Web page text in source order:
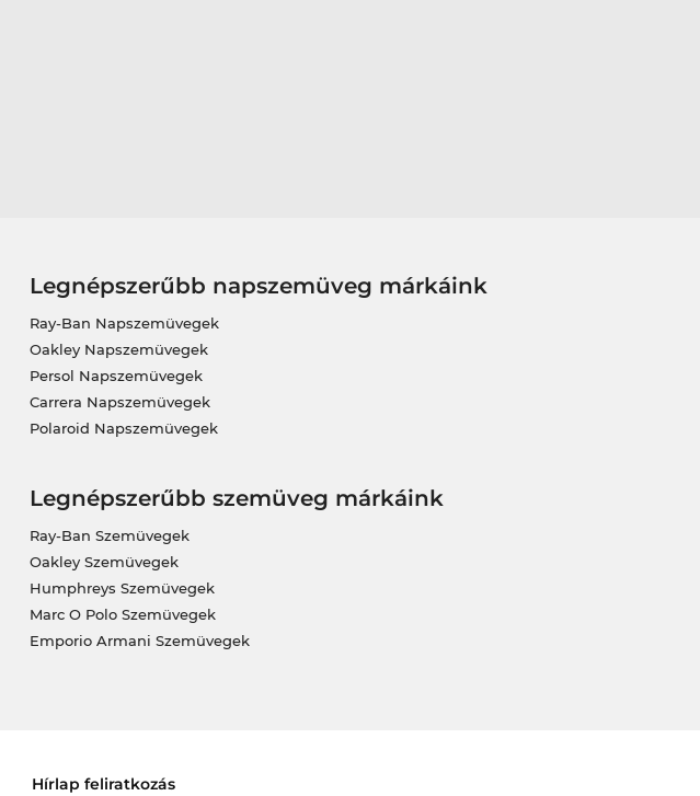
Legnépszerűbb napszemüveg márkáink
Ray-Ban Napszemüvegek
Oakley Napszemüvegek
Persol Napszemüvegek
Carrera Napszemüvegek
Polaroid Napszemüvegek
Legnépszerűbb szemüveg márkáink
Ray-Ban Szemüvegek
Oakley Szemüvegek
Humphreys Szemüvegek
Marc O Polo Szemüvegek
Emporio Armani Szemüvegek
Hírlap feliratkozás